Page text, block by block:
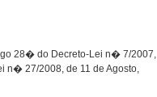
28� do Decreto-Lei n� 7/2007,
n� 27/2008, de 11 de Agosto,